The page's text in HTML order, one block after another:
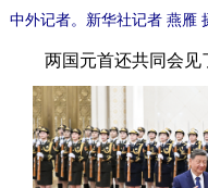
中外记者。新华社记者 燕雁
两国元首还共同会见